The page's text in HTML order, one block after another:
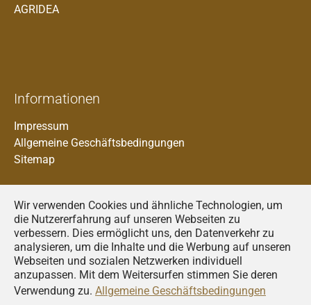
Wir verwenden Cookies und ähnliche Technologien, um
die Nutzererfahrung auf unseren Webseiten zu
verbessern. Dies ermöglicht uns, den Datenverkehr zu
analysieren, um die Inhalte und die Werbung auf unseren
Webseiten und sozialen Netzwerken individuell
anzupassen. Mit dem Weitersurfen stimmen Sie deren
Verwendung zu. Allgemeine Geschäftsbedingungen
AGRIDEA
Informationen
Impressum
Allgemeine Geschäftsbedingungen
Sitemap
Francais
Deutsch
Italiano